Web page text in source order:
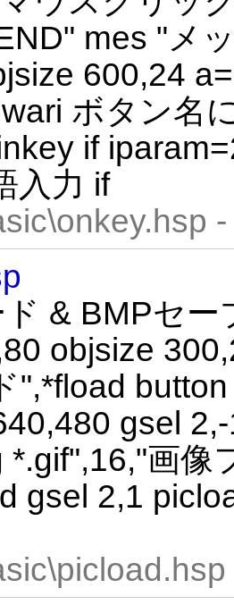
mes "メ
600,24
ボタン名
if
入力 if
& BMPセ
objsize
",*fload
gsel
*.gif",16,"画像
gsel 2,1